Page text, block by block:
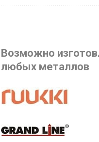
Возможно
любых металлов